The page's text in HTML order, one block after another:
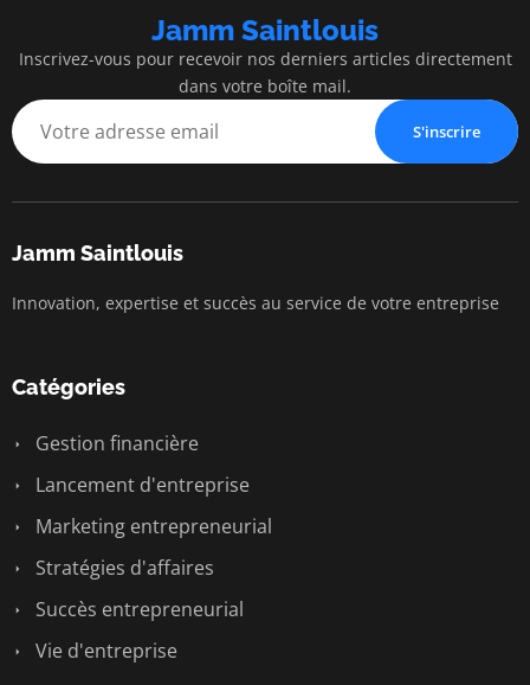
Jamm Saintlouis
Inscrivez-vous pour recevoir nos derniers articles directement
dans votre boîte mail.
S'inscrire
Jamm Saintlouis
Innovation, expertise et succès au service de votre entreprise
Catégories
Gestion financière
Lancement d'entreprise
Marketing entrepreneurial
Stratégies d'affaires
Succès entrepreneurial
Vie d'entreprise